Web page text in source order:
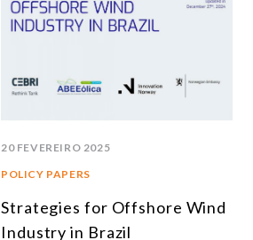
20 FEVEREIRO 2025
POLICY PAPERS
Strategies for Offshore Wind
Industry in Brazil